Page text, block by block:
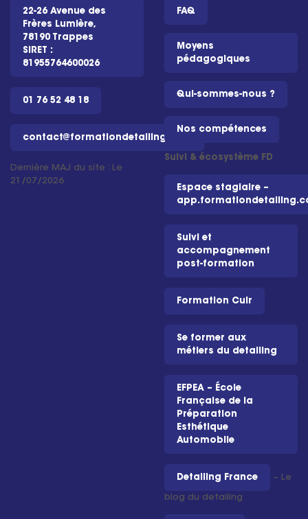
22-26 Avenue des
Frères Lumière,
78190 Trappes
SIRET :
81955764600026
01 76 52 48 18
contact@formationdetailing.com
Dernière MAJ du site : Le
21/07/2026
FAQ
Moyens
pédagogiques
Qui-sommes-nous ?
Nos compétences
Suivi & écosystème FD
Espace stagiaire –
Suivi et
accompagnement
post-formation
Formation Cuir
Se former aux
métiers du detailing
EFPEA – École
Française de la
Préparation
Esthétique
Automobile
Detailing France – Le
blog du detailing